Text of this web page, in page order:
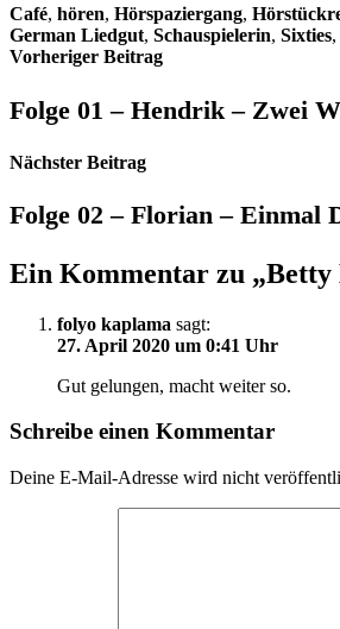
Café, hören, Hörspaziergang,
German Liedgut, Schauspielerin, Sixties,
Beitragsnavigation
Vorheriger Beitrag
Folge 01 – Hendrik – Zwei
Nächster Beitrag
Folge 02 – Florian – Einmal
Ein Kommentar zu „Betty
folyo kaplama sagt:
27. April 2020 um 0:41 Uhr
Gut gelungen, macht weiter so.
Schreibe einen Kommentar
Deine E-Mail-Adresse wird nicht